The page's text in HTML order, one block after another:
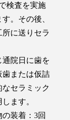
検査を実施
。その後、
に送りセラ
院日に歯を
歯または仮詰
セラミック
ます。
装着：3回